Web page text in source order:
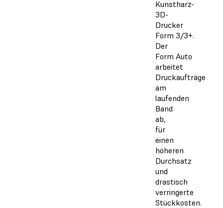
Kunstharz-
3D-
Drucker
Form 3/3+.
Der
Form Auto
arbeitet
Druckaufträge
am
laufenden
Band
ab,
für
einen
höheren
Durchsatz
und
drastisch
verringerte
Stückkosten.